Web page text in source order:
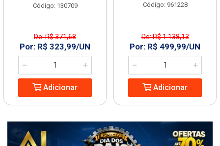
Código: 130709
De: R$ 371,68
Por: R$ 323,99/UN
Adicionar
Código: 961228
De: R$ 1.138,13
Por: R$ 499,99/UN
Adicionar